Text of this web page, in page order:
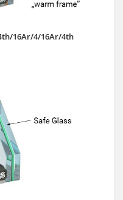
16Ar/4/16Ar/4th